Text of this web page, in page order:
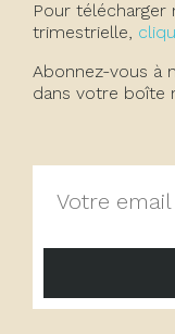
Pour
trimestrielle,
Abonnez-vous à
dans votre boîte